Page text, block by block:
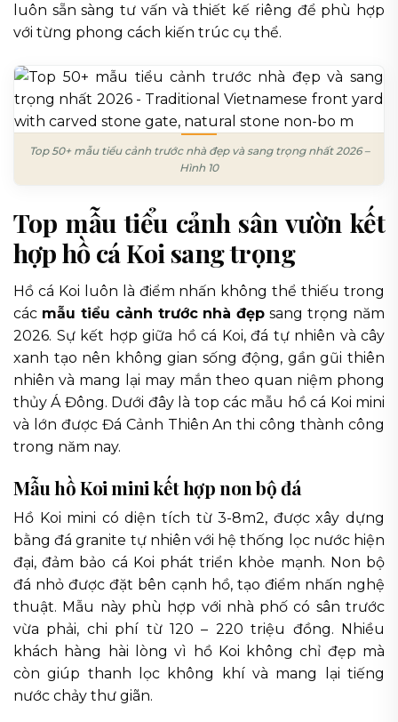
luôn sẵn sàng tư vấn và thiết kế riêng để phù hợp
với từng phong cách kiến trúc cụ thể.
Top 50+ mẫu tiểu cảnh trước nhà đẹp và sang trọng nhất 2026 –
Hình 10
Top mẫu tiểu cảnh sân vườn kết
hợp hồ cá Koi sang trọng
Hồ cá Koi luôn là điểm nhấn không thể thiếu trong
các mẫu tiểu cảnh trước nhà đẹp sang trọng năm
2026. Sự kết hợp giữa hồ cá Koi, đá tự nhiên và cây
xanh tạo nên không gian sống động, gần gũi thiên
nhiên và mang lại may mắn theo quan niệm phong
thủy Á Đông. Dưới đây là top các mẫu hồ cá Koi mini
và lớn được Đá Cảnh Thiên An thi công thành công
trong năm nay.
Mẫu hồ Koi mini kết hợp non bộ đá
Hồ Koi mini có diện tích từ 3-8m2, được xây dựng
bằng đá granite tự nhiên với hệ thống lọc nước hiện
đại, đảm bảo cá Koi phát triển khỏe mạnh. Non bộ
đá nhỏ được đặt bên cạnh hồ, tạo điểm nhấn nghệ
thuật. Mẫu này phù hợp với nhà phố có sân trước
vừa phải, chi phí từ 120 – 220 triệu đồng. Nhiều
khách hàng hài lòng vì hồ Koi không chỉ đẹp mà
còn giúp thanh lọc không khí và mang lại tiếng
nước chảy thư giãn.